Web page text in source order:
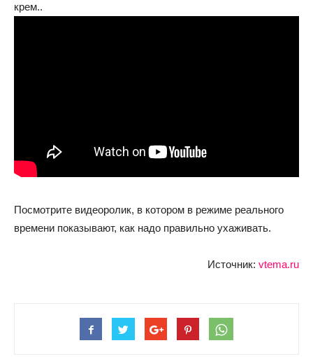
крем..
Посмотрите видеоролик, в котором в режиме реального
времени показывают, как надо правильно ухаживать.
Источник: vtema.ru